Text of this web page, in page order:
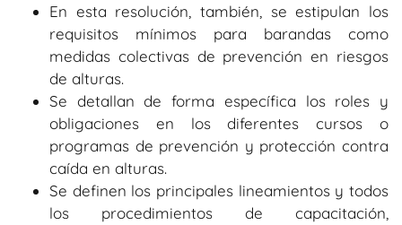
En esta resolución, también, se estipulan los
requisitos mínimos para barandas como
medidas colectivas de prevención en riesgos
de alturas.
Se detallan de forma específica los roles y
obligaciones en los diferentes cursos o
programas de prevención y protección contra
caída en alturas.
Se definen los principales lineamientos y todos
los procedimientos de capacitación,